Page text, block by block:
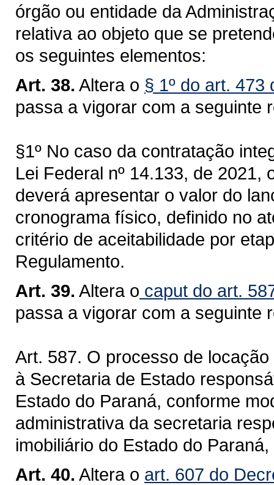
órgão ou entidade da
relativa ao objeto que se
os seguintes elementos:
Art. 38. Altera o § 1º do art. 473
passa a vigorar com a seguinte
§1º No caso da contratação
Lei Federal nº 14.133, de
deverá apresentar o valor do
cronograma físico, definido no
critério de aceitabilidade por
Regulamento.
Art. 39. Altera o caput do art.
passa a vigorar com a seguinte
Art. 587. O processo de
à Secretaria de Estado
Estado do Paraná, conforme
administrativa da secretaria
imobiliário do Estado do
Art. 40. Altera o art. 607 do